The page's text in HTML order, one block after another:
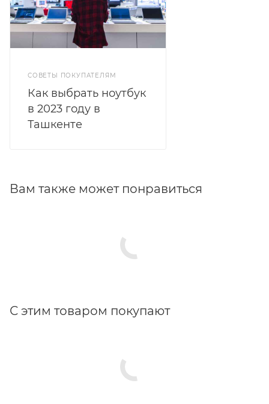
СОВЕТЫ ПОКУПАТЕЛЯМ
Как выбрать ноутбук
в 2023 году в
Ташкенте
Вам также может понравиться
С этим товаром покупают